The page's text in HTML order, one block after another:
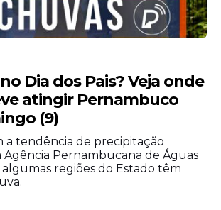
Dia dos Pais? Veja onde
atingir Pernambuco
(9)
a tendência de precipitação
Pernambucana de Águas
algumas regiões do Estado têm